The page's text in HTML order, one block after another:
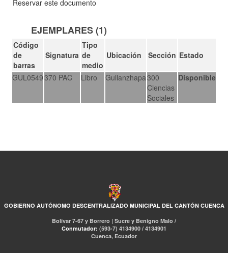
Reservar este documento
EJEMPLARES (1)
Código
de
barras
Signatura
Tipo
de
medio
Ubicación Sección Estado
GUL0549370 PAC Libro Gullanzhapa300
Ciencias
Sociales
Disponible
GOBIERNO AUTÓNOMO DESCENTRALIZADO MUNICIPAL DEL CANTÓN CUENCA
Bolívar 7-67 y Borrero | Sucre y Benigno Malo /
Conmutador: (593-7) 4134900 / 4134901
Cuenca, Ecuador